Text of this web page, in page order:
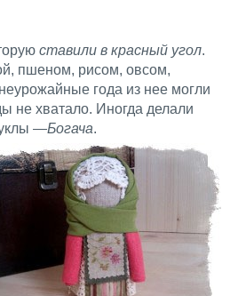
ставили в красный угол.
пшеном, рисом, овсом,
года из нее могли
не хватало. Иногда делали
—Богача.